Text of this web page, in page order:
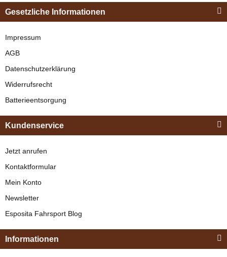
"Shettyglück"
"Shettyglück"
Braun
Gesetzliche Informationen
Impressum
AGB
Datenschutzerklärung
Widerrufsrecht
Batterieentsorgung
Kundenservice
Jetzt anrufen
Kontaktformular
Mein Konto
Newsletter
Esposita Fahrsport Blog
Informationen